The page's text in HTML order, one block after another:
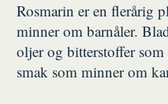
Rosmarin er en flerårig
minner om barnåler.
oljer og bitterstoffer
smak som minner om